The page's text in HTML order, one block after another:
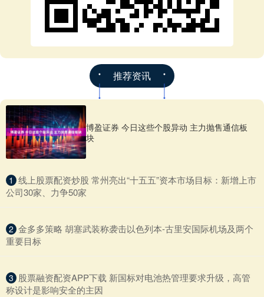
推荐资讯
博盈证券 今日这些个股异动 主力抛售通信板
块
1 ​线上股票配资炒股 常州亮出“十五五”资本市场目标：新增上市
公司30家、力争50家
2 ​金多多策略 胡塞武装称袭击以色列本-古里安国际机场及两个
重要目标
3 ​股票融资配资APP下载 新国标对电池热管理要求升级，高管
称设计是影响安全的主因